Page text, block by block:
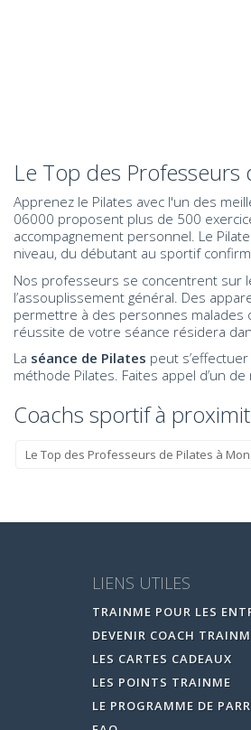
Le Top des Professeurs
Apprenez le Pilates avec l'un des
06000 proposent plus de 500
accompagnement personnel. Le
niveau, du débutant au sportif
Nos professeurs se concentrent sur
l’assouplissement général. Des
permettre à des personnes malades
réussite de votre séance résidera
La séance de Pilates peut
méthode Pilates. Faites appel d’un
Coachs sportif à
Le Top des Professeurs de Pilates à
LIENS UTILES
TRAINME POUR LES
DEVENIR COACH
LES CARTES CADEAUX
LES POINTS TRAINME
LE PROGRAMME DE